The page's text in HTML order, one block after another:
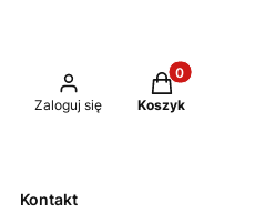
Zaloguj się
Produkty w
Koszyk
Kontakt